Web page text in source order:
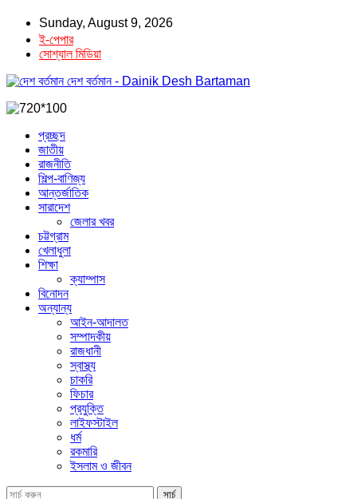
Sunday, August 9, 2026
ই-পেপার
সোশ্যাল মিডিয়া
দেশ বর্তমান - Dainik Desh Bartaman
প্রচ্ছদ
জাতীয়
রাজনীতি
শিল্প-বাণিজ্য
আন্তর্জাতিক
সারাদেশ
জেলার খবর
চট্টগ্রাম
খেলাধুলা
শিক্ষা
ক্যাম্পাস
বিনোদন
অন্যান্য
আইন-আদালত
সম্পাদকীয়
রাজধানী
স্বাস্থ্য
চাকরি
ফিচার
প্রযুক্তি
লাইফস্টাইল
ধর্ম
রকমারি
ইসলাম ও জীবন